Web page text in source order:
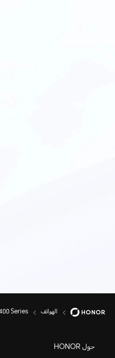
الهواتف Series
حول HONOR